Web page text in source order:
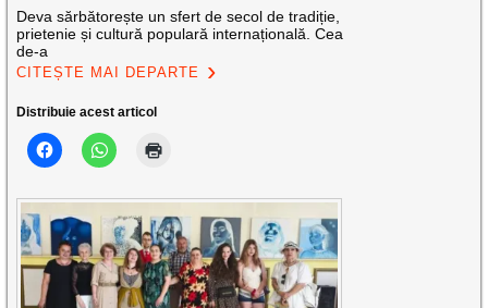
Deva sărbătorește un sfert de secol de tradiție,
prietenie și cultură populară internațională. Cea
de-a
CITEȘTE MAI DEPARTE
Distribuie acest articol